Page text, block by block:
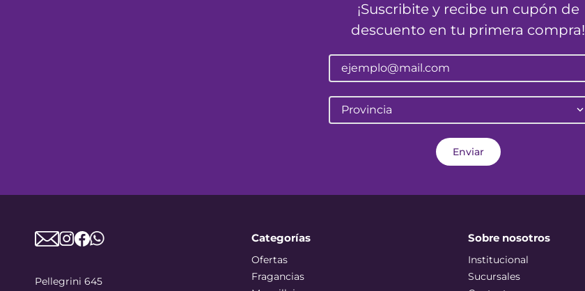
¡Suscribite y recibe un cupón de
descuento en tu primera compra!
Provincia
Enviar
Pellegrini 645
Categorías
Ofertas
Fragancias
Sobre nosotros
Institucional
Sucursales